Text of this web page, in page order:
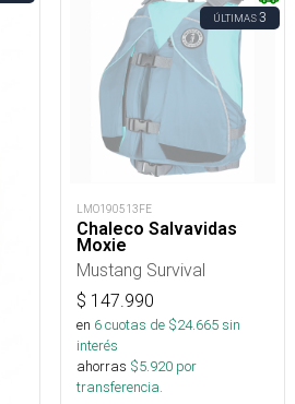
ÚLTIMAS3
LMO190513FE
Chaleco Salvavidas
Moxie
Mustang Survival
$ 147.990
en 6cuotas de $24.665sin
interés
ahorras $5.920 por
transferencia.